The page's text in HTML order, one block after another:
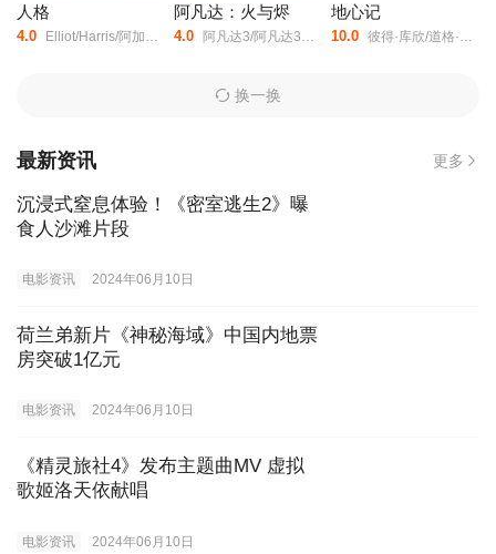
人格
4.0 Elliot/Harris/阿加特·莱维/艾伦·埃默里斯/Ryan/Lee/Scott/Monica/Baiardi/Romina/Fernandez/Henry/Berry/Jenna/Callaghan/Ricardo/Christian/
阿凡达：火与烬
4.0 阿凡达3/阿凡达3：火与烬/阿凡达3：火与灰/阿凡达3：带种者/Avatar:/The/Seed/Bearer/Avatar/3/
地心记
10.0 彼得·库欣/道格·麦克洛/卡罗琳·莫罗/Cy/Grant/Godfrey/James/基思·巴伦/Robert/Gillespie/
换一换
最新资讯 更多
沉浸式窒息体验！《密室逃生2》曝
食人沙滩片段
电影资讯 2024年06月10日
荷兰弟新片《神秘海域》中国内地票
房突破1亿元
电影资讯 2024年06月10日
《精灵旅社4》发布主题曲MV 虚拟
歌姬洛天依献唱
电影资讯 2024年06月10日